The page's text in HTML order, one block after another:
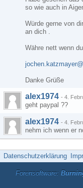
so wie auch in
Würde gerne von
an dich .
Währe nett wenn
Danke Grüße
alex1974 - 4.
geht paypal ??
alex1974 - 4.
nehm ich wenn er
Datenschutzerklärung
Forensoftware: